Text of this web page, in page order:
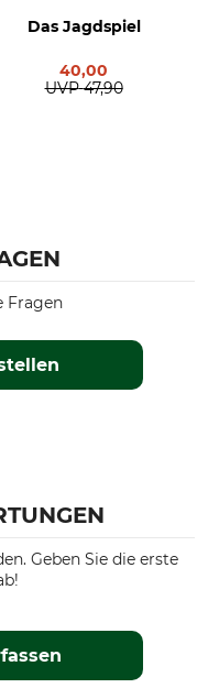
Das Jagdspiel
40,00
UVP 47,90
Fragen
Geben Sie die erste